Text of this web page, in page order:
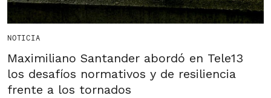
NOTICIA
Maximiliano Santander abordó en Tele13
los desafíos normativos y de resiliencia
frente a los tornados